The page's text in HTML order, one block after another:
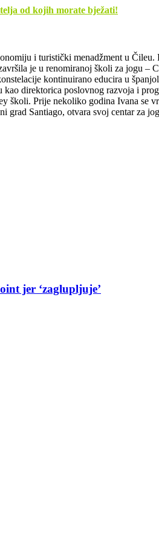
od kojih morate bježati!
i turistički menadžment u
je u renomiranoj školi za jogu –
kontinuirano educira u
direktorica poslovnog razvoja i
školi. Prije nekoliko godina Ivana se
grad Santiago, otvara svoj centar za
jer ‘zaglupljuje’